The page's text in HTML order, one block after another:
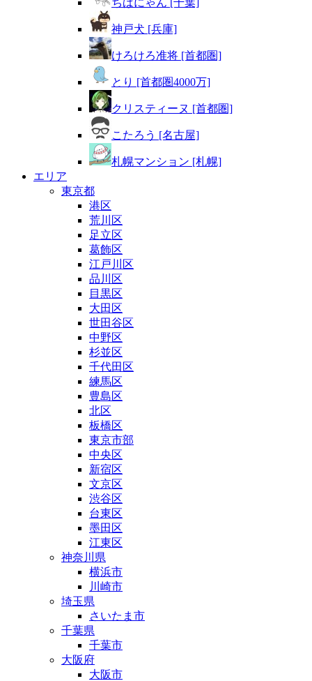
ちばにゃん [千葉]
神戸犬 [兵庫]
けろけろ准将 [首都圏]
とり [首都圏4000万]
クリスティーヌ [首都圏]
こたろう [名古屋]
札幌マンション [札幌]
エリア
東京都
港区
荒川区
足立区
葛飾区
江戸川区
品川区
目黒区
大田区
世田谷区
中野区
杉並区
千代田区
練馬区
豊島区
北区
板橋区
東京市部
中央区
新宿区
文京区
渋谷区
台東区
墨田区
江東区
神奈川県
横浜市
川崎市
埼玉県
さいたま市
千葉県
千葉市
大阪府
大阪市